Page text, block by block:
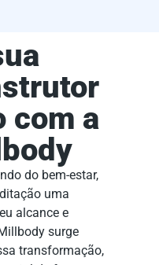
com a
do bem-estar,
uma
alcance e
surge
transformação,